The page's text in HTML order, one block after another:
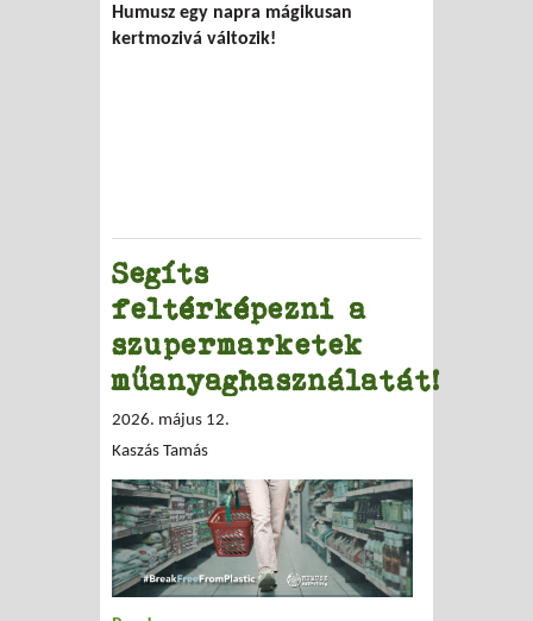
Humusz egy napra mágikusan
kertmozivá változik!
Segíts
feltérképezni a
szupermarketek
műanyaghasználatát!
2026. május 12.
Kaszás Tamás